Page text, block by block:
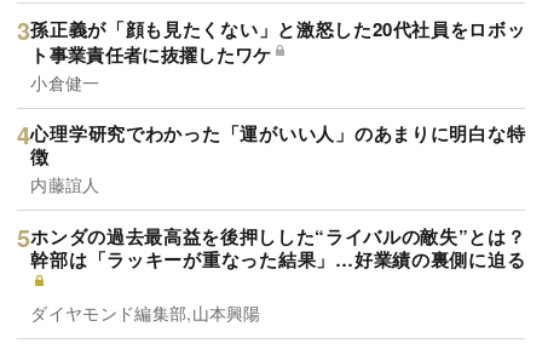
孫正義が「顔も見たくない」と激怒した20代社員をロボッ
ト事業責任者に抜擢したワケ
小倉健一
心理学研究でわかった「運がいい人」のあまりに明白な特
徴
内藤誼人
ホンダの過去最高益を後押しした“ライバルの敵失”とは？
幹部は「ラッキーが重なった結果」…好業績の裏側に迫る
ダイヤモンド編集部,山本興陽